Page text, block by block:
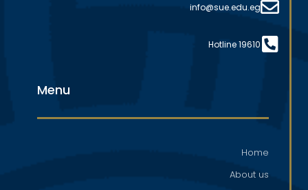
info@sue.edu.eg
Hotline 19610
Menu
Home
About us